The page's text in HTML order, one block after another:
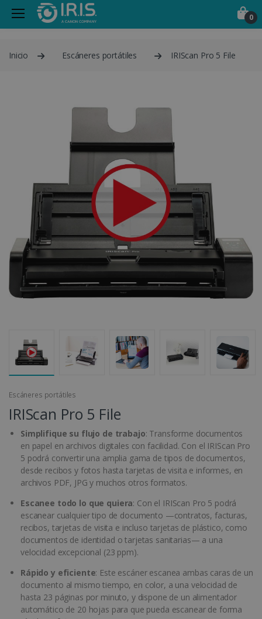
0
Inicio Escáneres portátiles IRIScan Pro 5 File
Escáneres portátiles
IRIScan Pro 5 File
Simplifique su flujo de trabajo: Transforme documentos
en papel en archivos digitales con facilidad. Con el IRIScan Pro
5 podrá convertir una amplia gama de tipos de documentos,
desde recibos y fotos hasta tarjetas de visita e informes, en
archivos PDF, JPG y muchos otros formatos.
Escanee todo lo que quiera: Con el IRIScan Pro 5 podrá
escanear cualquier tipo de documento —contratos, facturas,
recibos, tarjetas de visita e incluso tarjetas de plástico, como
documentos de identidad o tarjetas sanitarias— a una
velocidad excepcional (23 ppm).
Rápido y eficiente: Este escáner escanea ambas caras de un
documento al mismo tiempo, en color, a una velocidad de
hasta 23 páginas por minuto, y dispone de un alimentador
automático de 20 hojas para que pueda escanear de forma